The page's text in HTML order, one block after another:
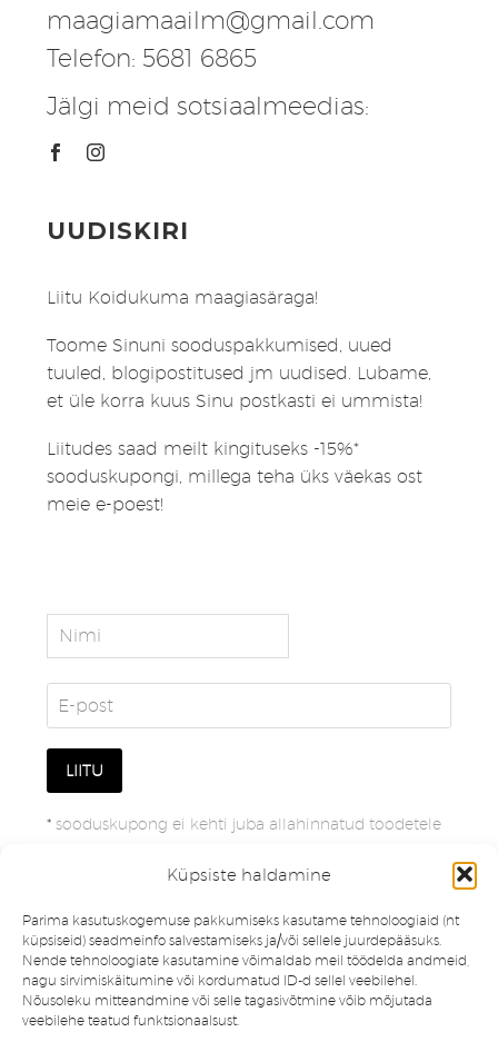
Küpsiste haldamine
Parima kasutuskogemuse pakkumiseks kasutame tehnoloogiaid (nt
küpsiseid) seadmeinfo salvestamiseks ja/või sellele juurdepääsuks.
Nende tehnoloogiate kasutamine võimaldab meil töödelda andmeid,
nagu sirvimiskäitumine või kordumatud ID-d sellel veebilehel.
Nõusoleku mitteandmine või selle tagasivõtmine võib mõjutada
veebilehe teatud funktsionaalsust.
maagiamaailm@gmail.com
Telefon: 5681 6865
Jälgi meid sotsiaalmeedias:
UUDISKIRI
Liitu Koidukuma maagiasäraga!
Toome Sinuni sooduspakkumised, uued
tuuled, blogipostitused jm uudised. Lubame,
et üle korra kuus Sinu postkasti ei ummista!
Liitudes saad meilt kingituseks -15%*
sooduskupongi, millega teha üks väekas ost
meie e-poest!
* sooduskupong ei kehti juba allahinnatud toodetele